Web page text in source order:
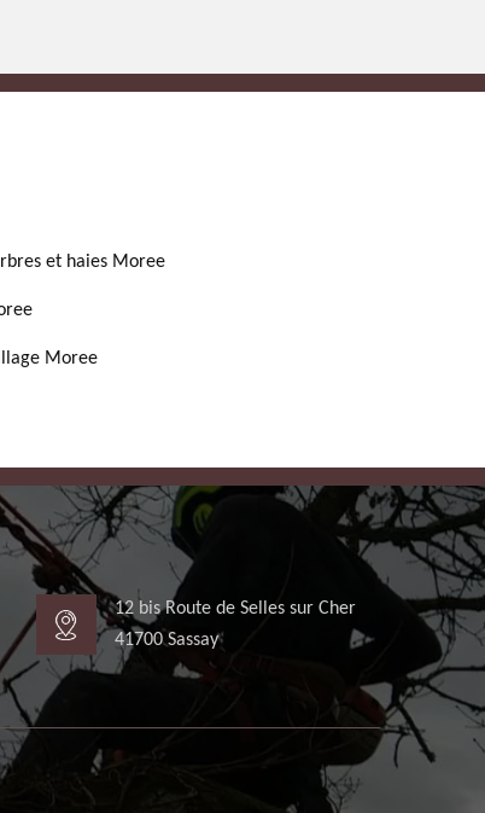
et haies Moree
Moree
12 bis Route de Selles sur Cher
41700 Sassay